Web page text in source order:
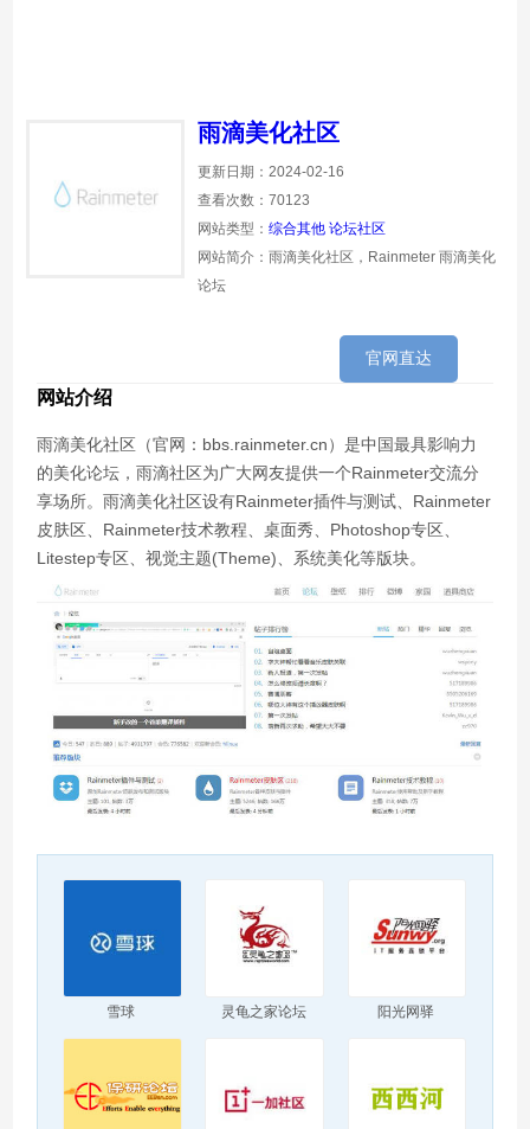
雨滴美化社区
更新日期：2024-02-16
查看次数：70123
网站类型：综合其他 论坛社区
网站简介：雨滴美化社区，Rainmeter 雨滴美化
论坛
官网直达
网站介绍
雨滴美化社区（官网：bbs.rainmeter.cn）是中国最具影响力
的美化论坛，雨滴社区为广大网友提供一个Rainmeter交流分
享场所。雨滴美化社区设有Rainmeter插件与测试、Rainmeter
皮肤区、Rainmeter技术教程、桌面秀、Photoshop专区、
Litestep专区、视觉主题(Theme)、系统美化等版块。
雪球 灵龟之家论坛 阳光网驿